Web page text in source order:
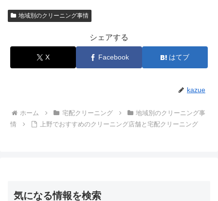
地域別のクリーニング事情
シェアする
X Facebook はてブ
kazue
ホーム 宅配クリーニング
地域別のクリーニング事
情
上野でおすすめのクリーニング店舗と宅配クリーニング
気になる情報を検索